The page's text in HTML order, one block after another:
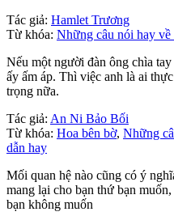
Tác giả: Hamlet Trương
Từ khóa: Những câu nói hay về
Nếu một người đàn ông chìa
ấy ấm áp. Thì việc anh là ai
trọng nữa.
Tác giả: An Ni Bảo Bối
Từ khóa: Hoa bên bờ, Những
dẫn hay
Mối quan hệ nào cũng có ý
mang lại cho bạn thứ bạn
bạn không muốn